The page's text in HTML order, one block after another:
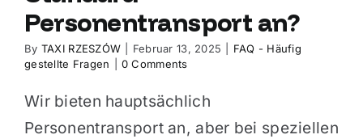
Personentransport an?
By TAXI RZESZÓW Februar 13, 2025
FAQ - Häufig
gestellte Fragen
0 Comments
Wir bieten hauptsächlich
Personentransport an, aber bei speziellen